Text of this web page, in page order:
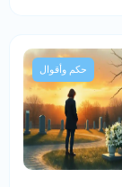
حكم وأقوال